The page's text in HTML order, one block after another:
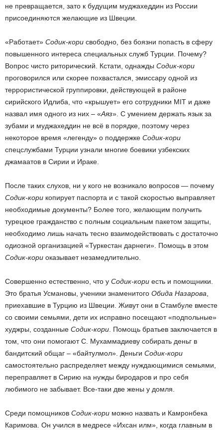
не превращается, зато к будущим муджахеддин из России
присоединяются желающие из Швеции.
«Работает» Содик-кори свободно, без боязни попасть в сферу
повышенного интереса специальных служб Турции. Почему?
Вопрос чисто риторический. Кстати, однажды Содик-кори
проговорился или скорее похвастался, эмиссару одной из
террористической группировки, действующей в районе
сирийского Идлиба, что «крышует» его сотрудники MIT и даже
назвал имя одного из них – «Аяз». С умением держать язык за
зубами и муджахеддин не всё в порядке, поэтому через
некоторое время «легенду» о поддержке Содик-кори
спецслужбами Турции узнали многие боевики узбекских
джамаатов в Сирии и Ираке.
После таких слухов, ни у кого не возникало вопросов — почему
Содик-кори копирует паспорта и с такой скоростью выправляет
необходимые документы? Более того, желающим получить
турецкое гражданство с полным социальным пакетом защиты,
необходимо лишь начать тесно взаимодействовать с достаточно
одиозной организацией «Туркестан дарнеги». Помощь в этом
Содик-кори оказывает незамедлительно.
Совершенно естественно, что у Содик-кори есть и помощники.
Это братья Усмановы, ученики знаменитого Обида Назарова,
приехавшие в Турцию из Швеции. Живут они в Стамбуле вместе
со своими семьями, дети их исправно посещают «подпольные»
худжры, созданные Содик-кори. Помощь братьев заключается в
том, что они помогают С. Мухаммадиеву собирать деньг в
бандитский общаг – «байтулмол». Деньги Содик-кори
самостоятельно распределяет между нуждающимися семьями,
переправляет в Сирию на нужды биродаров и про себя
любимого не забывает. Все-таки две жены у домля.
Среди помощников Содик-кори можно назвать и Камронбека
Каримова. Он учился в медресе «Ихсан илм», когда главным в